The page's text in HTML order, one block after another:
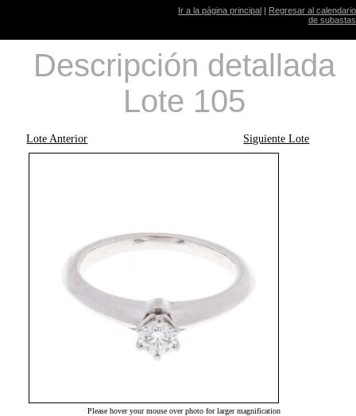
Ir a la página principal | Regresar al calendario
de subastas
Descripción detallada
Lote 105
Lote Anterior Siguiente Lote
Please hover your mouse over photo for larger magnification